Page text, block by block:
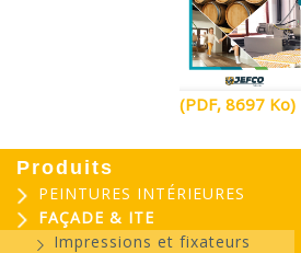
(PDF, 8697 Ko)
Produits
PEINTURES INTÉRIEURES
FAÇADE & ITE
Impressions et fixateurs